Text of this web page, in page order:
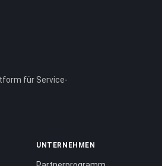
für Service-
UNTERNEHMEN